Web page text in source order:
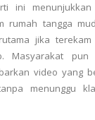
ini
rumah tangga
jika
Masyarakat
video yang
menunggu